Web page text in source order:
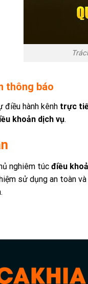
thông báo
điều hành kênh trực
khoản dịch vụ.
nghiêm túc điều
sử dụng an toàn